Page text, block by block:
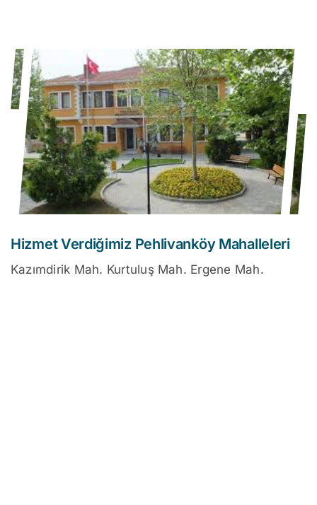
Hizmet Verdiğimiz Pehlivanköy Mahalleleri
Kazımdirik Mah. Kurtuluş Mah. Ergene Mah.